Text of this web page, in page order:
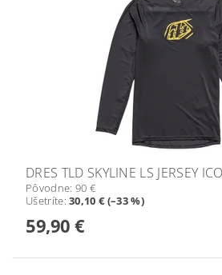
DRES TLD SKYLINE LS JERSEY
Pôvodne: 90 €
Ušetríte:30,10 € (–33 %)
59,90 €